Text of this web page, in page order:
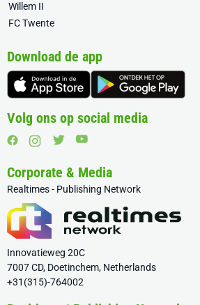
Willem II
FC Twente
Download de app
Volg ons op social media
Corporate & Media
Realtimes - Publishing Network
Innovatieweg 20C
7007 CD, Doetinchem, Netherlands
+31(315)-764002